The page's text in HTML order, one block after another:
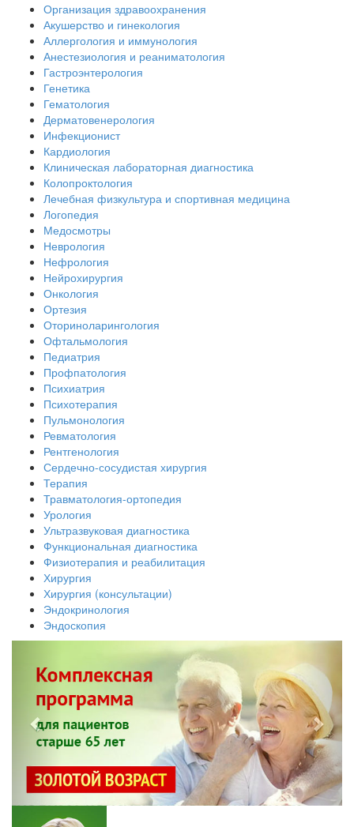
Организация здравоохранения
Акушерство и гинекология
Аллергология и иммунология
Анестезиология и реаниматология
Гастроэнтерология
Генетика
Гематология
Дерматовенерология
Инфекционист
Кардиология
Клиническая лабораторная диагностика
Колопроктология
Лечебная физкультура и спортивная медицина
Логопедия
Медосмотры
Неврология
Нефрология
Нейрохирургия
Онкология
Ортезия
Оториноларингология
Офтальмология
Педиатрия
Профпатология
Психиатрия
Психотерапия
Пульмонология
Ревматология
Рентгенология
Сердечно-сосудистая хирургия
Терапия
Травматология-ортопедия
Урология
Ультразвуковая диагностика
Функциональная диагностика
Физиотерапия и реабилитация
Хирургия
Хирургия (консультации)
Эндокринология
Эндоскопия